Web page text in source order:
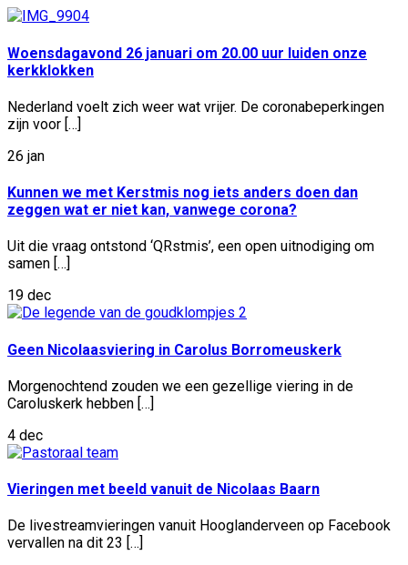
Woensdagavond 26 januari om 20.00 uur luiden onze
kerkklokken
Nederland voelt zich weer wat vrijer. De coronabeperkingen
zijn voor […]
26 jan
Kunnen we met Kerstmis nog iets anders doen dan
zeggen wat er niet kan, vanwege corona?
Uit die vraag ontstond ‘QRstmis’, een open uitnodiging om
samen […]
19 dec
Geen Nicolaasviering in Carolus Borromeuskerk
Morgenochtend zouden we een gezellige viering in de
Caroluskerk hebben […]
4 dec
Vieringen met beeld vanuit de Nicolaas Baarn
De livestreamvieringen vanuit Hooglanderveen op Facebook
vervallen na dit 23 […]